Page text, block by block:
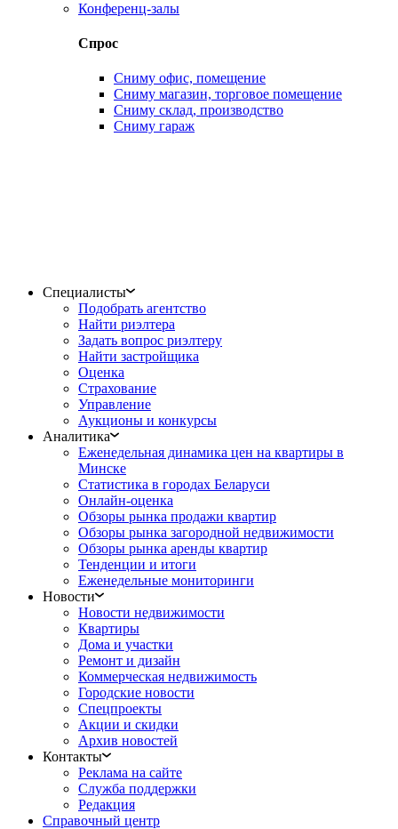
Конференц-залы
Спрос
Сниму офис, помещение
Сниму магазин, торговое помещение
Сниму склад, производство
Сниму гараж
Специалисты
Подобрать агентство
Найти риэлтера
Задать вопрос риэлтеру
Найти застройщика
Оценка
Страхование
Управление
Аукционы и конкурсы
Аналитика
Еженедельная динамика цен на квартиры в
Минске
Статистика в городах Беларуси
Онлайн-оценка
Обзоры рынка продажи квартир
Обзоры рынка загородной недвижимости
Обзоры рынка аренды квартир
Тенденции и итоги
Еженедельные мониторинги
Новости
Новости недвижимости
Квартиры
Дома и участки
Ремонт и дизайн
Коммерческая недвижимость
Городские новости
Спецпроекты
Акции и скидки
Архив новостей
Контакты
Реклама на сайте
Служба поддержки
Редакция
Справочный центр